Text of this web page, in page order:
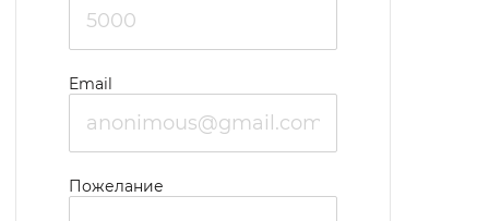
Email
Пожелание